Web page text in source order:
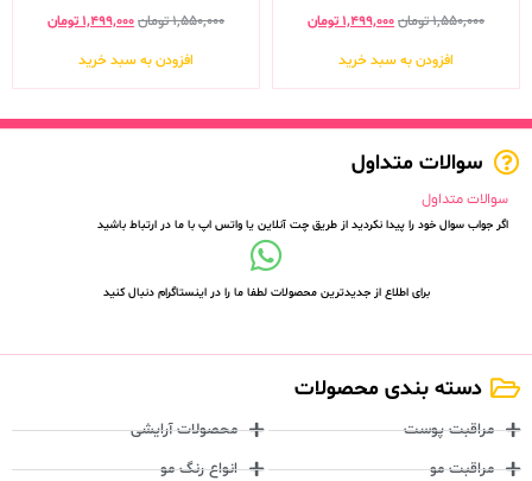
۱,۵۵۰,۰۰۰تومان۱,۴۹۹,۰۰۰ تومان
افزودن به سبد خرید
۱,۵۵۰,۰۰۰تومان۱,۴۹۹,۰۰۰ تومان
افزودن به سبد خرید
سوالات متداول
سوالات متداول
اگر جواب سوال خود را پیدا نکردید از طریق چت آنلاین یا واتس اپ با ما در ارتباط باشید
برای اطلاع از جدیدترین محصولات لطفا ما را در اینستاگرام دنبال کنید
دسته بندی محصولات
مراقبت پوست
مراقبت مو
محصولات آرایشی
انواع رنگ مو